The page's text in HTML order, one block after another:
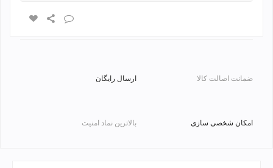
ضمانت اصالت کالا ارسال رایگان
امکان شخصی سازی بالاترین نماد امنیت